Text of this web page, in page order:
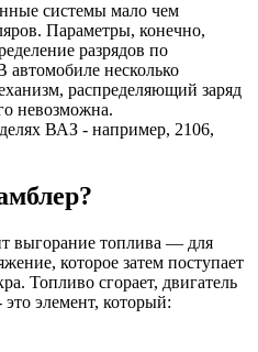
системы мало чем
Параметры, конечно,
разрядов по
автомобиле несколько
распределяющий заряд
невозможна.
ВАЗ - например, 2106,
выгорание топлива — для
которое затем поступает
Топливо сгорает, двигатель
это элемент, который: